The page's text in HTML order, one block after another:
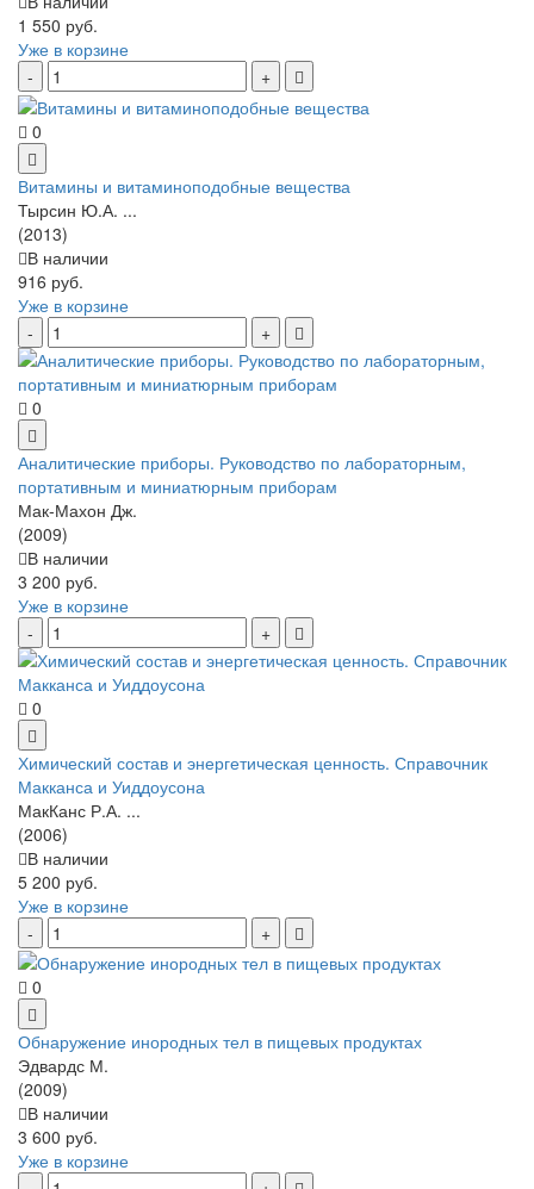
1 550 руб.
Уже в корзине
0
Витамины и витаминоподобные вещества
Тырсин Ю.А. ...
(2013)
В наличии
916 руб.
Уже в корзине
0
Аналитические приборы. Руководство по лабораторным,
портативным и миниатюрным приборам
Мак-Махон Дж.
(2009)
В наличии
3 200 руб.
Уже в корзине
0
Химический состав и энергетическая ценность. Справочник
Макканса и Уиддоусона
МакКанс Р.А. ...
(2006)
В наличии
5 200 руб.
Уже в корзине
0
Обнаружение инородных тел в пищевых продуктах
Эдвардс М.
(2009)
В наличии
3 600 руб.
Уже в корзине